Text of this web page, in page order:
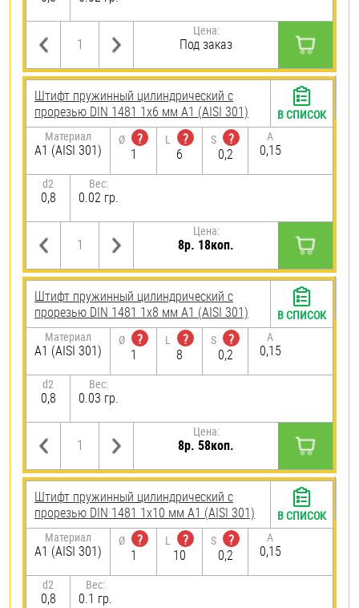
Цена:
Под заказ
Штифт пружинный цилиндрический с
прорезью DIN 1481 1х6 мм А1 (AISI 301)
Материал
А1 (AISI 301)
Ø
?
1
L
?
6
S
?
0,2
A
0,15
d2
0,8
Вес:
0.02 гр.
Цена:
8р. 18коп.
В СПИСОК
Штифт пружинный цилиндрический с
прорезью DIN 1481 1х8 мм А1 (AISI 301)
Материал
А1 (AISI 301)
Ø
?
1
L
?
8
S
?
0,2
A
0,15
d2
0,8
Вес:
0.03 гр.
Цена:
8р. 58коп.
В СПИСОК
Штифт пружинный цилиндрический с
прорезью DIN 1481 1х10 мм А1 (AISI 301)
Материал
А1 (AISI 301)
Ø
?
1
L
?
10
S
?
0,2
A
0,15
d2
0,8
Вес:
0.1 гр.
В СПИСОК